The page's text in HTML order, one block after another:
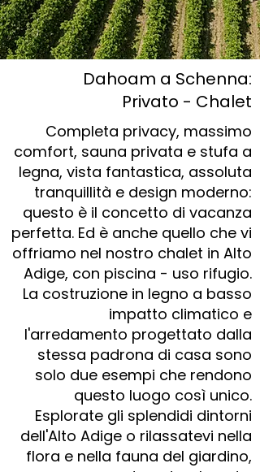
Dahoam a Schenna:
Privato - Chalet
Completa privacy, massimo
comfort, sauna privata e stufa a
legna, vista fantastica, assoluta
tranquillità e design moderno:
questo è il concetto di vacanza
perfetta. Ed è anche quello che vi
offriamo nel nostro chalet in Alto
Adige, con piscina - uso rifugio.
La costruzione in legno a basso
impatto climatico e
l'arredamento progettato dalla
stessa padrona di casa sono
solo due esempi che rendono
questo luogo così unico.
Esplorate gli splendidi dintorni
dell'Alto Adige o rilassatevi nella
flora e nella fauna del giardino,